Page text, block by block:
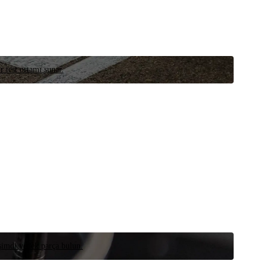
test ortamı sunar.
yedek parça bulun.